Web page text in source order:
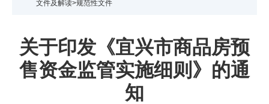
文件及解读>规范性文件
关于印发《宜兴市商品房预
售资金监管实施细则》的通
知